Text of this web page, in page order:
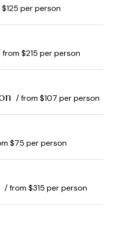
per person
from $215 per person
/ from $107 per person
$75 per person
/ from $315 per person